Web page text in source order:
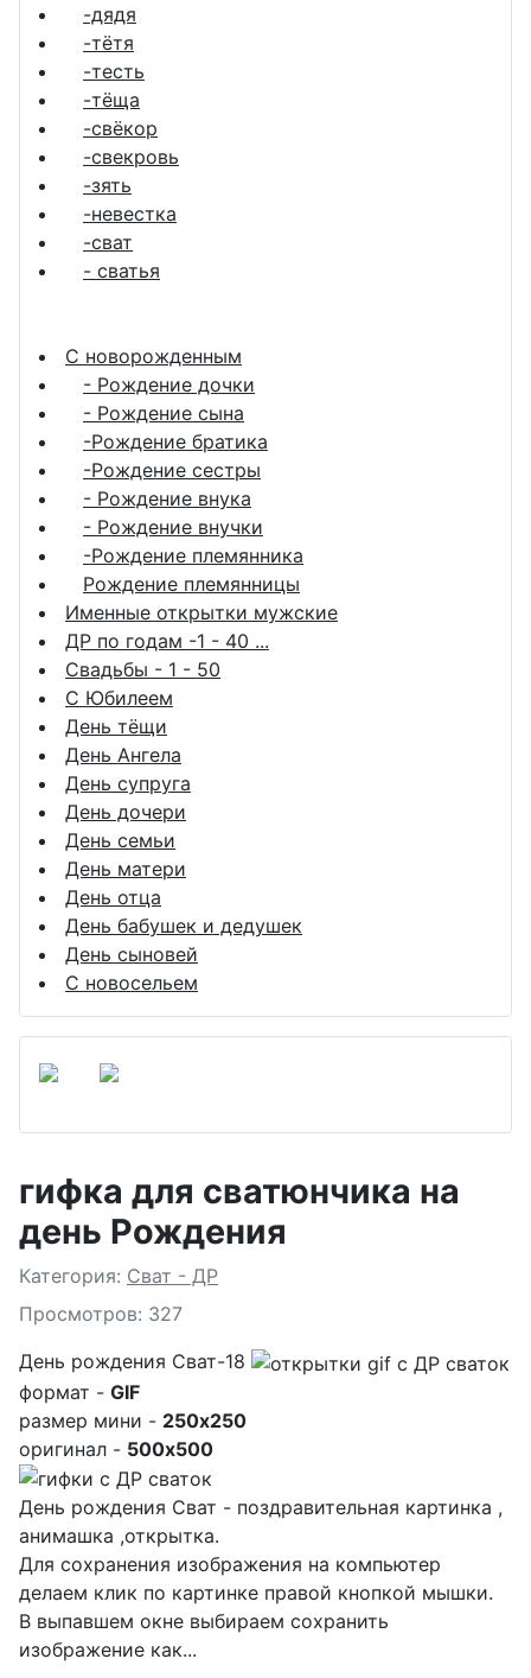
-дядя
-тётя
-тесть
-тёща
-свёкор
-свекровь
-зять
-невестка
-сват
- сватья
С новорожденным
- Рождение дочки
- Рождение сына
-Рождение братика
-Рождение сестры
- Рождение внука
- Рождение внучки
-Рождение племянника
Рождение племянницы
Именные открытки мужские
ДР по годам -1 - 40 ...
Свадьбы - 1 - 50
С Юбилеем
День тёщи
День Ангела
День супруга
День дочери
День семьи
День матери
День отца
День бабушек и дедушек
День сыновей
С новосельем
гифка для сватюнчика на
день Рождения
Подробности
Категория: Сват - ДР
Просмотров: 327
День рождения Сват-18
формат - GIF
размер мини - 250x250
оригинал - 500x500
День рождения Сват - поздравительная картинка ,
анимашка ,открытка.
Для сохранения изображения на компьютер
делаем клик по картинке правой кнопкой мышки.
В выпавшем окне выбираем сохранить
изображение как...